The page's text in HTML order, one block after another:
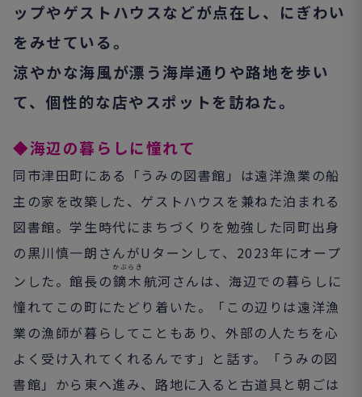
ップやゲストハウスなどが点在し、にぎわい
をみせている。
涼やかな海風が漂う海岸通りや路地を歩い
て、個性的な店やスポットを訪ねた。
◆海辺の暮らしに憧れて
同市津田町にある「うみの図書館」は遠洋漁業の船
主の家を改築した、ゲストハウスを兼ねた泊まれる
図書館。学生時代にまちづくりを勉強した同町出身
の黒川慎一朗さんがUターンして、2023年にオープ
ンした。館長の鏑木
かぶらき
航河さんは、海辺での暮らしに
憧れてこの町にたどり着いた。「この辺りは遠洋漁
業の漁師が暮らしてこともあり、外部の人たちを心
よく受け入れてくれるんです」と話す。「うみの図
書館」から東へ進み、路地に入ると古道具と朝ごは